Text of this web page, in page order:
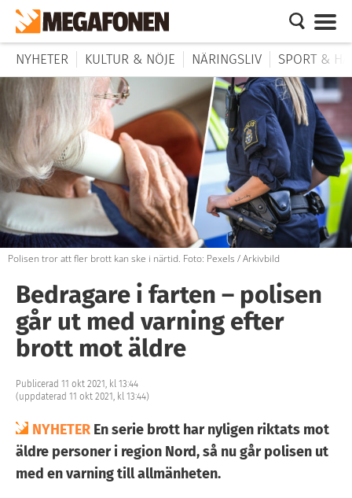
NYHETER KULTUR & NÖJE NÄRINGSLIV SPORT &
Polisen tror att fler brott kan ske i närtid. Foto: Pexels / Arkivbild
Bedragare i farten – polisen
går ut med varning efter
brott mot äldre
Publicerad 11 okt 2021, kl 13:44
(uppdaterad 11 okt 2021, kl 13:44)
NYHETER En serie brott har nyligen riktats mot
äldre personer i region Nord, så nu går polisen ut
med en varning till allmänheten.